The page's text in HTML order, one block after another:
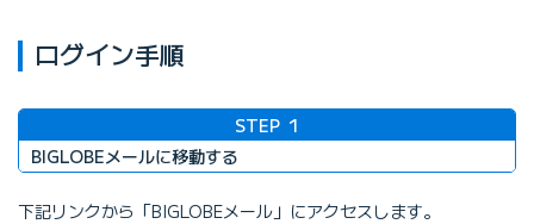
ログイン手順
STEP 1
BIGLOBEメールに移動する
下記リンクから「BIGLOBEメール」にアクセスします。